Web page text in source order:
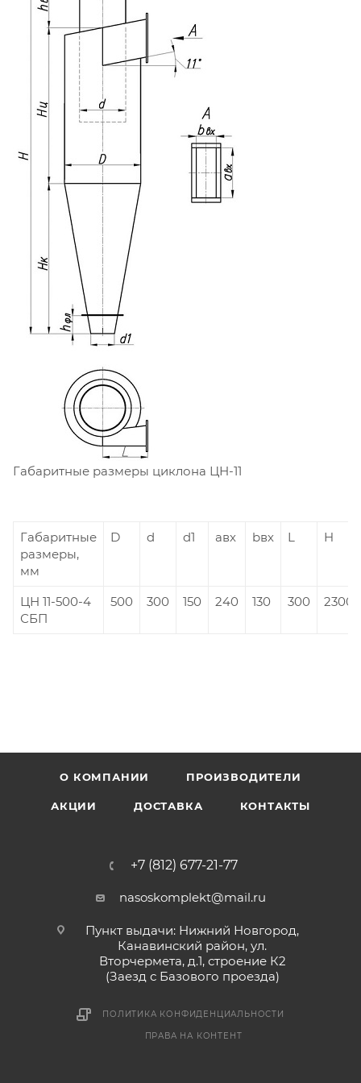
Габаритные размеры циклона ЦН-11
Габаритные
размеры,
мм
D d d1 aвх bвх L H
ЦН 11-500-4
СБП
500 300 150 240 130 300 2300
О КОМПАНИИ ПРОИЗВОДИТЕЛИ
АКЦИИ ДОСТАВКА КОНТАКТЫ
+7 (812) 677-21-77
nasoskomplekt@mail.ru
Пункт выдачи: Нижний Новгород,
Канавинский район, ул.
Вторчермета, д.1, строение К2
(Заезд с Базового проезда)
ПОЛИТИКА КОНФИДЕНЦИАЛЬНОСТИ
ПРАВА НА КОНТЕНТ